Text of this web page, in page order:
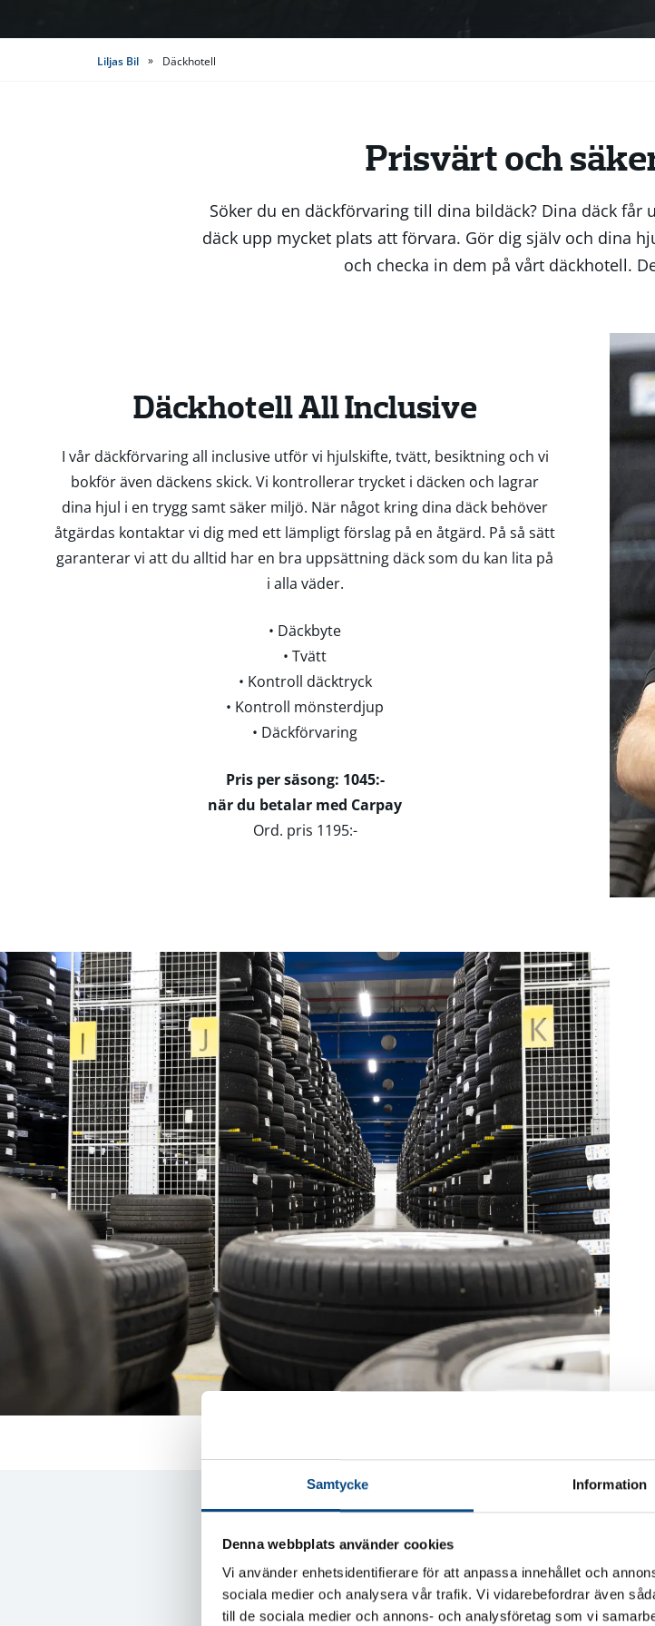
Samtycke Information
Denna webbplats använder cookies
Vi använder enhetsidentifierare för att anpassa innehållet och
sociala medier och analysera vår trafik. Vi vidarebefordrar även
till de sociala medier och annons- och analysföretag som vi
Liljas Bil » Däckhotell
Prisvärt och
Söker du en däckförvaring till dina bildäck? Dina däck
däck upp mycket plats att förvara. Gör dig själv och dina
och checka in dem på vårt däckhotell.
Däckhotell All Inclusive
I vår däckförvaring all inclusive utför vi hjulskifte, tvätt, besiktning och vi
bokför även däckens skick. Vi kontrollerar trycket i däcken och lagrar
dina hjul i en trygg samt säker miljö. När något kring dina däck behöver
åtgärdas kontaktar vi dig med ett lämpligt förslag på en åtgärd. På så sätt
garanterar vi att du alltid har en bra uppsättning däck som du kan lita på
i alla väder.
• Däckbyte
• Tvätt
• Kontroll däcktryck
• Kontroll mönsterdjup
• Däckförvaring
Pris per säsong: 1045:-
när du betalar med Carpay
Ord. pris 1195:-
Vill du checka in på vårt
Boka din tid för däckskiftevia länken nedan.
däckhotellet.